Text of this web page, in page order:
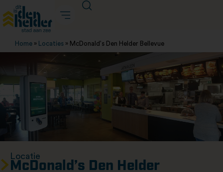
Home » Locaties » McDonald’s Den Helder Bellevue
Locatie
McDonald’s Den Helder